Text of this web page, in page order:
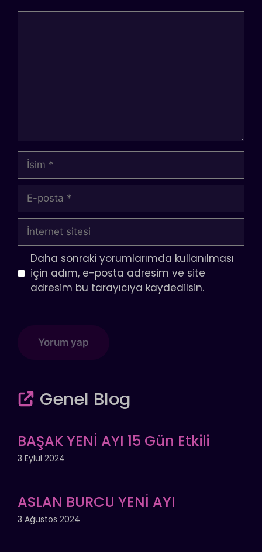
İsim
posta
İnternet
sitesi
Daha sonraki yorumlarımda kullanılması
için adım, e-posta adresim ve site
adresim bu tarayıcıya kaydedilsin.
Genel Blog
BAŞAK YENİ AYI 15 Gün Etkili
3 Eylül 2024
ASLAN BURCU YENİ AYI
3 Ağustos 2024